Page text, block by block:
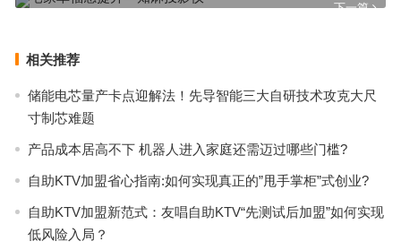
下一篇
相关推荐
储能电芯量产卡点迎解法！先导智能三大自研技术攻克大尺
寸制芯难题
产品成本居高不下 机器人进入家庭还需迈过哪些门槛?
自助KTV加盟省心指南:如何实现真正的”甩手掌柜”式创业?
自助KTV加盟新范式：友唱自助KTV“先测试后加盟”如何实现
低风险入局？